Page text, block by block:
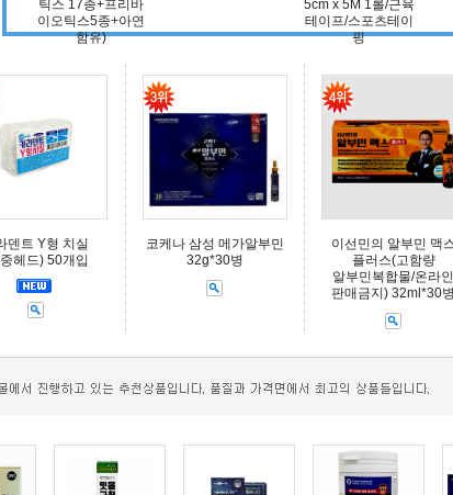
틱스 17종+프리바
이오틱스5종+아연
함유)
5cm x 5M 1롤/근육
테이프/스포츠테이
핑
덴트 Y형 치실
헤드) 50개입
코케나 삼성 메가알부민
32g*30병
이선민의 알부민 맥
플러스(고함량
알부민복합물/온라인
판매금지) 32ml*30병